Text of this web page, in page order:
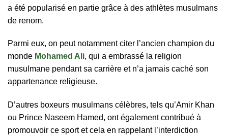
a été popularisé en partie grâce à des athlètes musulmans
de renom.
Parmi eux, on peut notamment citer l’ancien champion du
monde Mohamed Ali, qui a embrassé la religion
musulmane pendant sa carrière et n’a jamais caché son
appartenance religieuse.
D’autres boxeurs musulmans célèbres, tels qu’Amir Khan
ou Prince Naseem Hamed, ont également contribué à
promouvoir ce sport et cela en rappelant l’interdiction